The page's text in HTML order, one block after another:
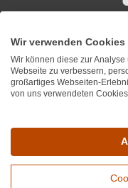
Wir verwenden Cookies
Wir können diese zur
Webseite zu verbessern,
großartiges Webseiten-
von uns verwendeten